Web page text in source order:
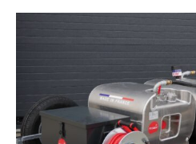
Diésel /
Combustible /
De 0 a 450
litros(3)